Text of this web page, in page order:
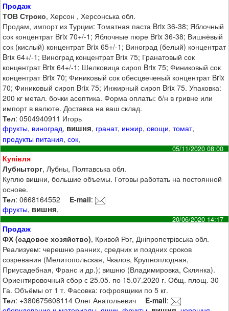
Продаж
ТОВ Строко, Херсон , Херсонська обл.
Продам, импорт из Турции: Томатная паста Brix 36-38; Яблочный
сок концентрат Brix 70+/-1; Яблочные пюре Brix 36-38; Вишнёвый
сок (кислый) концентрат Brix 65+/-1; Виноград (белый) концентрат
Brix 64+/-1; Виноград концентрат Brix 75; Гранатовый сок
концентрат Brix 64+/-1; Шелковица сироп Brix 75; Финиковый сок
концентрат Brix 70; Финиковый сок обесцвеченый концентрат Brix
70; Финиковый сироп Brix 75; Инжирный сироп Brix 75. Упаковка:
200 кг метал. бочки асептика. Форма оплаты: б/н в гривне или
импорт в валюте. Доставка на ваш склад.
Тел: 0504940911 Игорь
фрукты, виноград, вишня, гранат, инжир,овощи,томат,
продукты питания,сок,
05/11/2020 08:00
Купівля
Лубныторг, Лубны, Полтавська обл.
Куплю вишни, большие объемы. Готовы работать на постоянной
основе.
Тел: 0668164552 E-mail:
фрукты, вишня,
20/06/2020 14:17
Продаж
ФХ (садовое хозяйство), Кривой Рог, Дніпропетрівська обл.
Реализуем: черешню ранних, средних и поздних сроков
созревания (Мелитопольская, Чкалов, Крупноплодная,
Приусадебная, Франс и др.); вишню (Владимировка, Склянка).
Ориентировочный сбор с 25.05. по 15.07.2020 г. Общ. площ. 30
Га. Объёмы от 1 т. Фасовка: гофроящики по 5 кг.
Тел: +380675608114 Олег Анатольевич E-mail: